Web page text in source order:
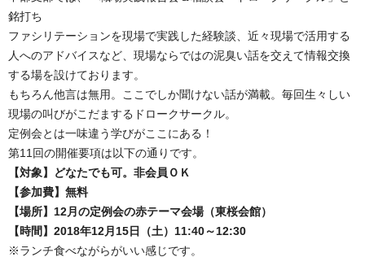
銘打ち
ファシリテーションを現場で実践した経験談、近々現場で活用する
人へのアドバイスなど、現場ならではの泥臭い話を交えて情報交換
する場を設けております。
もちろん他言は無用。ここでしか聞けない話が満載。毎回生々しい
現場の叫びがこだまするドロークサークル。
定例会とは一味違う学びがここにある！
第11回の開催要項は以下の通りです。
【対象】どなたでも可。非会員ＯＫ
【参加費】無料
【場所】12月の定例会の赤テーマ会場（東桜会館）
【時間】2018年12月15日（土）11:40～12:30
※ランチ食べながらがいい感じです。